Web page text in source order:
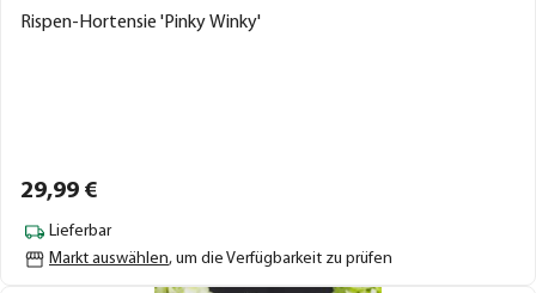
Rispen-Hortensie 'Pinky Winky'
29,99 €
Lieferbar
Markt auswählen, um die Verfügbarkeit zu prüfen